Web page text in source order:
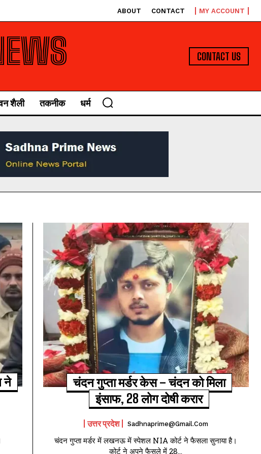
ABOUT CONTACT MY ACCOUNT
CONTACT US
शैली तकनीक धर्म
ने
चंदन गुप्‍ता मर्डर केस – चंदन को मिला
इंसाफ, 28 लोग दोषी करार
उत्तर प्रदेश Sadhnaprime@gmail.com
चंदन गुप्‍ता मर्डर में लखनऊ में स्‍पेशल NIA कोर्ट ने फैसला सुनाया है।
कोर्ट ने अपने फैसले में 28...